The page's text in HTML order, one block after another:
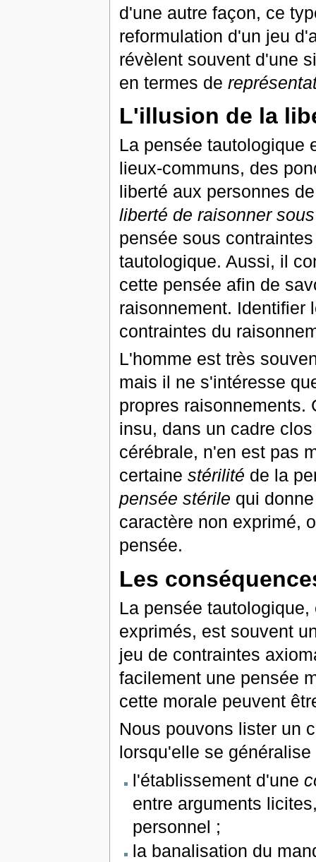
d'une autre façon, ce
reformulation d'un jeu
révèlent souvent d'une
en termes de
L'illusion de la
La pensée tautologique
lieux-communs, des
liberté aux personnes
liberté de raisonner
pensée sous
tautologique. Aussi, il
cette pensée afin de
raisonnement. Identifier
contraintes du
L'homme est très
mais il ne s'intéresse
propres raisonnements.
insu, dans un cadre
cérébrale, n'en est pas
certaine stérilité de la
pensée stérile qui
caractère non exprimé,
pensée.
Les
La pensée
exprimés, est souvent
jeu de contraintes
facilement une pensée
cette morale peuvent
Nous pouvons lister un
lorsqu'elle se généralise
l'établissement d'une
entre arguments
personnel ;
la banalisation du